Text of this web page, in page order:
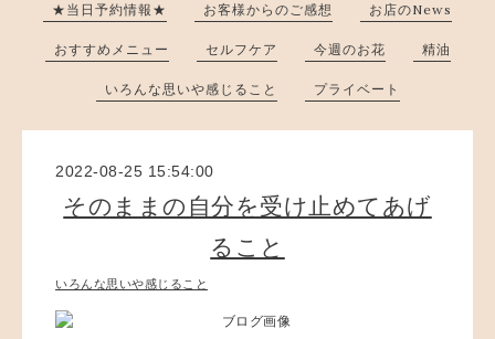
★当日予約情報★ お客様からのご感想 お店のNews
おすすめメニュー セルフケア 今週のお花 精油
いろんな思いや感じること プライベート
2022-08-25 15:54:00
そのままの自分を受け止めてあげ
ること
いろんな思いや感じること